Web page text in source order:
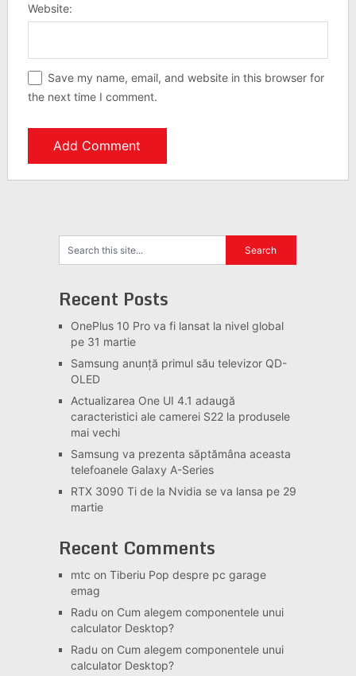
Website:
Save my name, email, and website in this browser for
the next time I comment.
Recent Posts
OnePlus 10 Pro va fi lansat la nivel global
pe 31 martie
Samsung anunță primul său televizor QD-
OLED
Actualizarea One UI 4.1 adaugă
caracteristici ale camerei S22 la produsele
mai vechi
Samsung va prezenta săptămâna aceasta
telefoanele Galaxy A-Series
RTX 3090 Ti de la Nvidia se va lansa pe 29
martie
Recent Comments
mtc on Tiberiu Pop despre pc garage
emag
Radu on Cum alegem componentele unui
calculator Desktop?
Radu on Cum alegem componentele unui
calculator Desktop?